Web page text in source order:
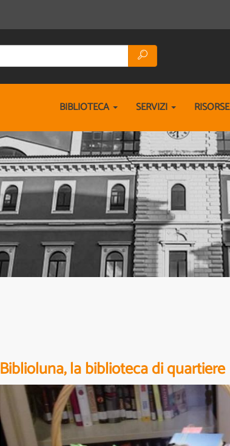
BIBLIOTECA SERVIZI RISORSE
Biblioluna, la biblioteca di quartiere